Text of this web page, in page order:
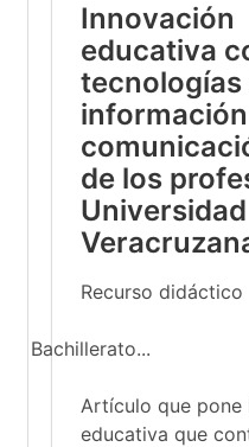
Innovación
educativa
tecnologías
de los
Universidad
Recurso didáctico
Bachillerato...
Artículo que pone
educativa que